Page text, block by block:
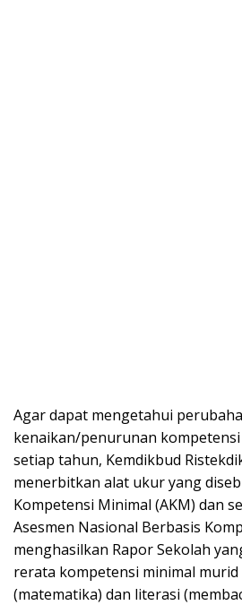
Agar dapat mengetahui
kenaikan/penurunan
setiap tahun, Kemdikbud
menerbitkan alat ukur yang
Kompetensi Minimal (AKM) dan
Asesmen Nasional Berbasis
menghasilkan Rapor Sekolah
rerata kompetensi minimal murid
(matematika) dan literasi